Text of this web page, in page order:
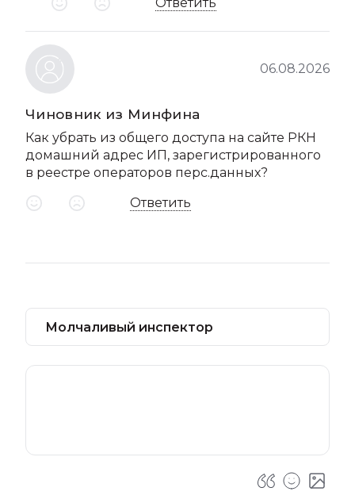
Чиновник из Минфина
06.08.2026
Как убрать из общего доступа на сайте РКН
домашний адрес ИП, зарегистрированного
в реестре операторов перс.данных?
Ответить